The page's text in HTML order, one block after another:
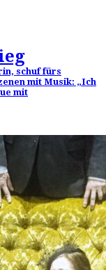
schuf fürs
mit Musik: „Ich
mit